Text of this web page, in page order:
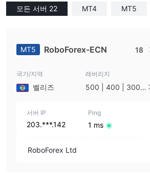
모든 서버 22 MT4 MT5
MT5 RoboForex-ECN 18
국가/지역
벨리즈
레버리지
500 | 400 | 300 |
5 | 66 | 50 | 40 |
33 | 25 | 20 | 15 |
10 | 5 | 3 | 2 | 1
서버 IP
203.***.142
Ping
1 ms
RoboForex Ltd